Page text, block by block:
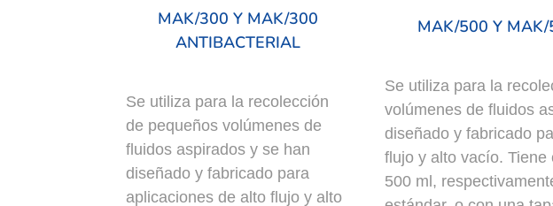
MAK/300 Y MAK/300
ANTIBACTERIAL
Se utiliza para la recolección
de pequeños volúmenes de
fluidos aspirados y se han
diseñado y fabricado para
aplicaciones de alto flujo y alto
MAK/500 Y MAK/
Se utiliza para la
volúmenes de fluidos
diseñado y fabricado
flujo y alto vacío.
500 ml,